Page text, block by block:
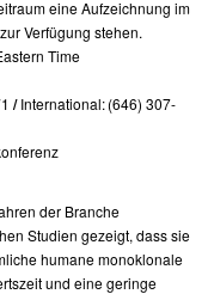
eine Aufzeichnung im
Verfügung stehen.
Time
/International:(646) 307-
der Branche
Studien gezeigt, dass sie
humane monoklonale
und eine geringe